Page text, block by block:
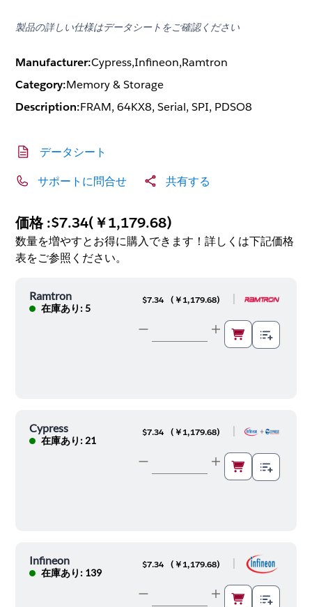
製品の詳しい仕様はデータシートをご確認ください
Manufacturer:Cypress,Infineon,Ramtron
Category:Memory & Storage
Description:FRAM, 64KX8, Serial, SPI, PDSO8
データシート
サポートに問合せ 共有する
価格 :$7.34(￥1,179.68)
数量を増やすとお得に購入できます！詳しくは下記価格
表をご参照ください。
Ramtron
在庫あり: 5
$7.34 ( ￥1,179.68)
Cypress
在庫あり: 21
$7.34 ( ￥1,179.68)
Infineon
在庫あり: 139
$7.34 ( ￥1,179.68)